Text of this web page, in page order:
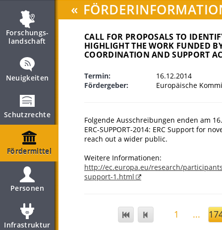
Forschungs­
landschaft
Neuigkeiten
Schutzrechte
Fördermittel
Personen
Infrastruktur
«
CALL FOR PROPOSALS TO
HIGHLIGHT THE WORK FUNDED
COORDINATION AND SUPPORT
Termin:
16.12.2014
Fördergeber:
Europäische
Folgende Ausschreibungen enden am
ERC-SUPPORT-2014: ERC Support for
reach out a wider public.
Weitere Informationen:
http://ec.europa.eu/research/
support-1.html
1 ...